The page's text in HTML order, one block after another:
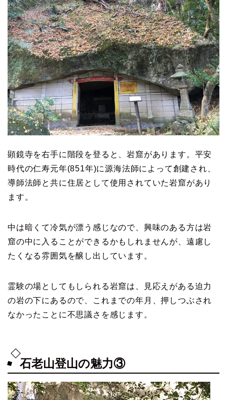
顕鏡寺を右手に階段を登ると、岩窟があります。平安
時代の仁寿元年(851年)に源海法師によって創建され、
導師法師と共に住居として使用されていた岩窟があり
ます。
中は暗くて冷気が漂う感じなので、興味のある方は岩
窟の中に入ることができるかもしれませんが、遠慮し
たくなる雰囲気を醸し出しています。
霊験の場としてもしられる岩窟は、見応えがある迫力
の岩の下にあるので、これまでの年月、押しつぶされ
なかったことに不思議さを感じます。
石老山登山の魅力③